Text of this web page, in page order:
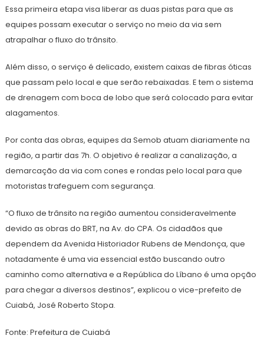
Essa primeira etapa visa liberar as duas pistas para que as
equipes possam executar o serviço no meio da via sem
atrapalhar o fluxo do trânsito.
Além disso, o serviço é delicado, existem caixas de fibras óticas
que passam pelo local e que serão rebaixadas. E tem o sistema
de drenagem com boca de lobo que será colocado para evitar
alagamentos.
Por conta das obras, equipes da Semob atuam diariamente na
região, a partir das 7h. O objetivo é realizar a canalização, a
demarcação da via com cones e rondas pelo local para que
motoristas trafeguem com segurança.
“O fluxo de trânsito na região aumentou consideravelmente
devido as obras do BRT, na Av. do CPA. Os cidadãos que
dependem da Avenida Historiador Rubens de Mendonça, que
notadamente é uma via essencial estão buscando outro
caminho como alternativa e a República do Líbano é uma opção
para chegar a diversos destinos”, explicou o vice-prefeito de
Cuiabá, José Roberto Stopa.
Fonte: Prefeitura de Cuiabá